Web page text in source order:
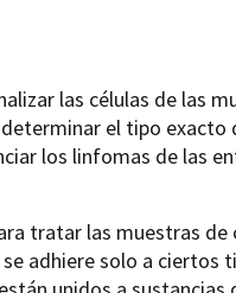
las células de las
el tipo exacto
los linfomas de las
tratar las muestras de
adhiere solo a ciertos